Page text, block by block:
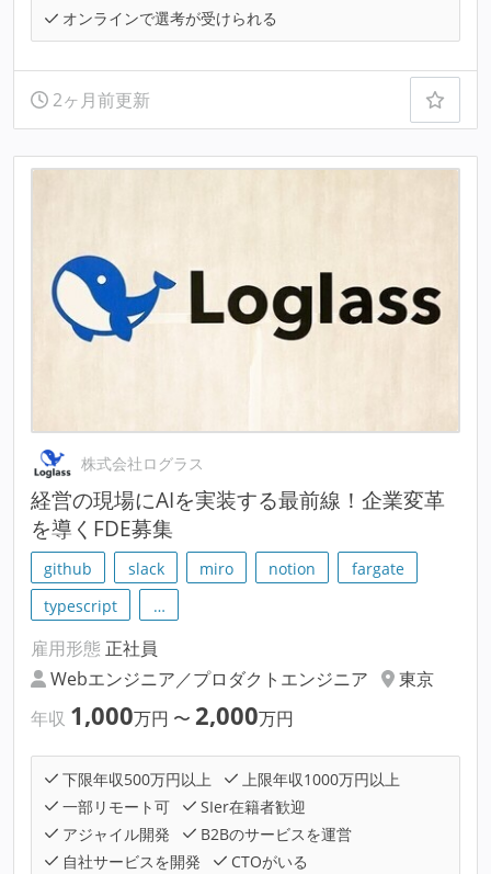
オンラインで選考が受けられる
2ヶ月前更新
株式会社ログラス
経営の現場にAIを実装する最前線！企業変革
を導くFDE募集
github slack miro notion
fargate
typescript
…
雇用形態 正社員
Webエンジニア／プロダクトエンジニア
東京
年収 1,000万円 〜 2,000万円
下限年収500万円以上
上限年収1000万円以上
一部リモート可
SIer在籍者歓迎
アジャイル開発
B2Bのサービスを運営
自社サービスを開発
CTOがいる